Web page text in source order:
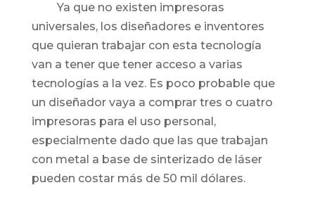
Ya que no existen impresoras
universales, los diseñadores e inventores
que quieran trabajar con esta tecnología
van a tener que tener acceso a varias
tecnologías a la vez. Es poco probable que
un diseñador vaya a comprar tres o cuatro
impresoras para el uso personal,
especialmente dado que las que trabajan
con metal a base de sinterizado de láser
pueden costar más de 50 mil dólares.